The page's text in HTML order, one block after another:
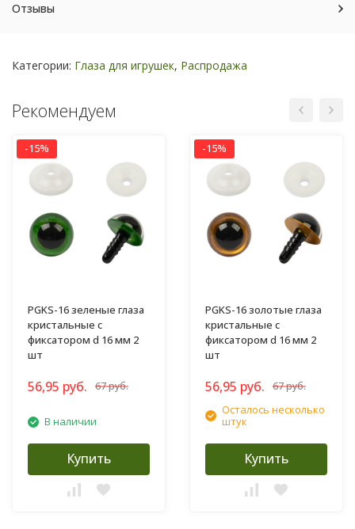
Отзывы
Категории: Глаза для игрушек, Распродажа
Рекомендуем
-15%
PGKS-16 зеленые глаза
кристальные с
фиксатором d 16 мм 2
шт
56,95 руб. 67 руб.
В наличии
Купить
-15%
PGKS-16 золотые глаза
кристальные с
фиксатором d 16 мм 2
шт
56,95 руб. 67 руб.
Осталось несколько
штук
Купить